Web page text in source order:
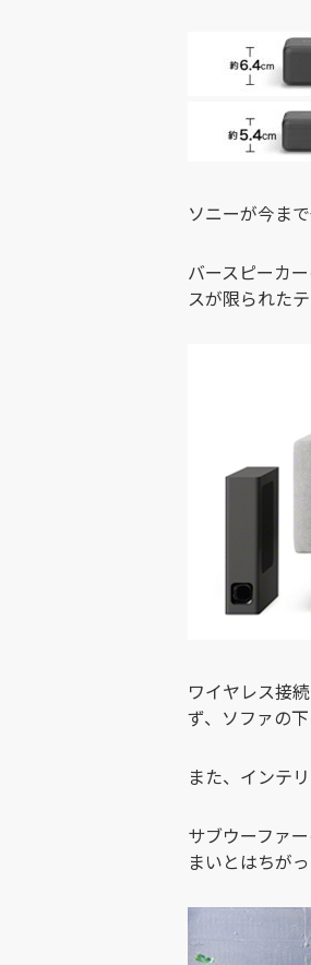
ソニーが今ま
バースピーカ
スが限られた
ワイヤレス接
ず、ソファの
また、インテ
サブウーファ
まいとはちが